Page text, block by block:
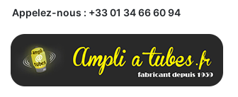
Appelez-nous : +33 01 34 66 60 94